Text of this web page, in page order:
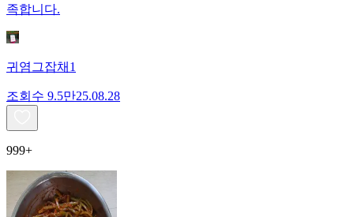
족합니다.
귀염그잡채1
조회수 9.5만25.08.28
999+